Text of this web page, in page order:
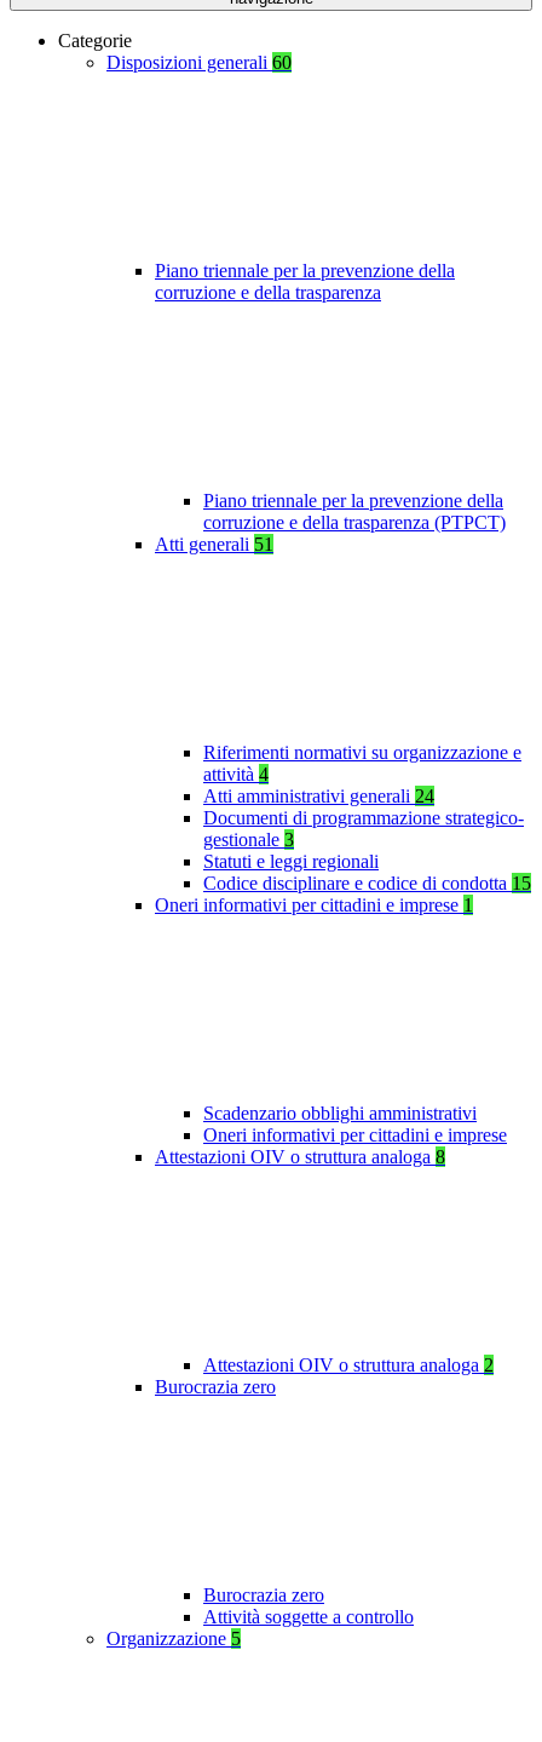
Categorie
Disposizioni generali 60
Piano triennale per la prevenzione della
corruzione e della trasparenza
Piano triennale per la prevenzione della
corruzione e della trasparenza (PTPCT)
Atti generali 51
Riferimenti normativi su organizzazione e
attività 4
Atti amministrativi generali 24
Documenti di programmazione strategico-
gestionale 3
Statuti e leggi regionali
Codice disciplinare e codice di condotta 15
Oneri informativi per cittadini e imprese 1
Scadenzario obblighi amministrativi
Oneri informativi per cittadini e imprese
Attestazioni OIV o struttura analoga 8
Attestazioni OIV o struttura analoga 2
Burocrazia zero
Burocrazia zero
Attività soggette a controllo
Organizzazione 5